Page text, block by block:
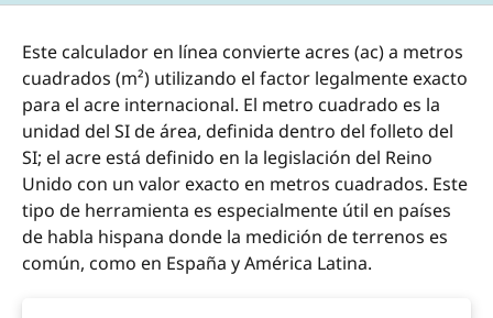
Este calculador en línea convierte acres (ac) a metros
cuadrados (m²) utilizando el factor legalmente exacto
para el acre internacional. El metro cuadrado es la
unidad del SI de área, definida dentro del folleto del
SI; el acre está definido en la legislación del Reino
Unido con un valor exacto en metros cuadrados. Este
tipo de herramienta es especialmente útil en países
de habla hispana donde la medición de terrenos es
común, como en España y América Latina.